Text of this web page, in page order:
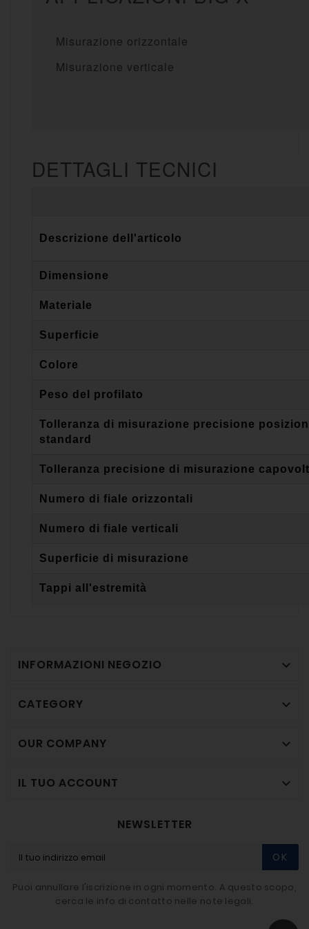
Misurazione orizzontale
Misurazione verticale
DETTAGLI TECNICI
Descrizione dell'articolo
Dimensione
Materiale
Superficie
Colore
Peso del profilato
Tolleranza di misurazione precisione
standard
Tolleranza precisione di misurazione
Numero di fiale orizzontali
Numero di fiale verticali
Superficie di misurazione
Tappi all'estremità
INFORMAZIONI NEGOZIO 
CATEGORY 
OUR COMPANY 
IL TUO ACCOUNT 
NEWSLETTER
OK
Puoi annullare l'iscrizione in ogni momento. A questo scopo,
cerca le info di contatto nelle note legali.